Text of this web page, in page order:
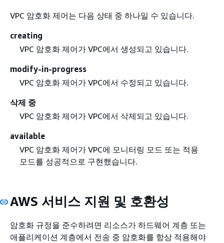
VPC 암호화 제어는 다음 상태 중 하나일 수 있습니다.
creating
VPC 암호화 제어가 VPC에서 생성되고 있습니다.
modify-in-progress
VPC 암호화 제어가 VPC에서 수정되고 있습니다.
삭제 중
VPC 암호화 제어가 VPC에서 삭제되고 있습니다.
available
VPC 암호화 제어가 VPC에 모니터링 모드 또는 적용
모드를 성공적으로 구현했습니다.
AWS 서비스 지원 및 호환성
암호화 규정을 준수하려면 리소스가 하드웨어 계층 또는
애플리케이션 계층에서 전송 중 암호화를 항상 적용해야